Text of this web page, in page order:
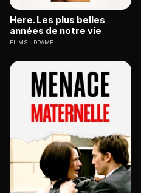
Here. Les plus belles
années de notre vie
FILMS DRAME